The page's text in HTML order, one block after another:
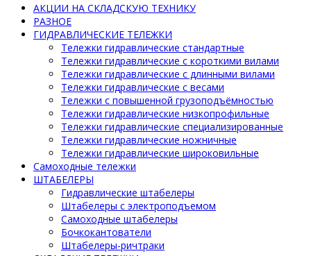
АКЦИИ НА СКЛАДСКУЮ ТЕХНИКУ
РАЗНОЕ
ГИДРАВЛИЧЕСКИЕ ТЕЛЕЖКИ
Тележки гидравлические стандартные
Тележки гидравлические с короткими вилами
Тележки гидравлические с длинными вилами
Тележки гидравлические с весами
Тележки с повышенной грузоподъёмностью
Тележки гидравлические низкопрофильные
Тележки гидравлические специализированные
Тележки гидравлические ножничные
Тележки гидравлические широковильные
Самоходные тележки
ШТАБЕЛЕРЫ
Гидравлические штабелеры
Штабелеры с электроподъемом
Самоходные штабелеры
Бочкокантователи
Штабелеры-ричтраки